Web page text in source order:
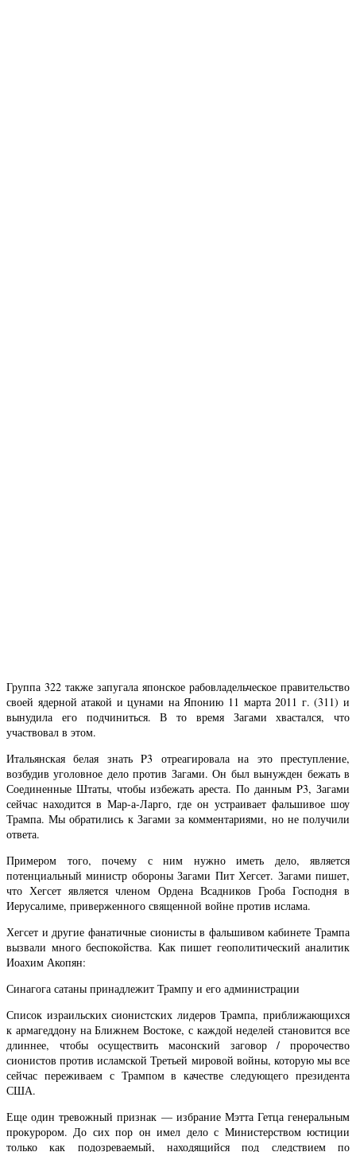
Группа 322 также запугала японское рабовладельческое правительство
своей ядерной атакой и цунами на Японию 11 марта 2011 г. (311) и
вынудила его подчиниться. В то время Загами хвастался, что
участвовал в этом.
Итальянская белая знать P3 отреагировала на это преступление,
возбудив уголовное дело против Загами. Он был вынужден бежать в
Соединенные Штаты, чтобы избежать ареста. По данным P3, Загами
сейчас находится в Мар-а-Ларго, где он устраивает фальшивое шоу
Трампа. Мы обратились к Загами за комментариями, но не получили
ответа.
Примером того, почему с ним нужно иметь дело, является
потенциальный министр обороны Загами Пит Хегсет. Загами пишет,
что Хегсет является членом Ордена Всадников Гроба Господня в
Иерусалиме, приверженного священной войне против ислама.
Хегсет и другие фанатичные сионисты в фальшивом кабинете Трампа
вызвали много беспокойства. Как пишет геополитический аналитик
Иоахим Акопян:
Синагога сатаны принадлежит Трампу и его администрации
Список израильских сионистских лидеров Трампа, приближающихся
к армагеддону на Ближнем Востоке, с каждой неделей становится все
длиннее, чтобы осуществить масонский заговор / пророчество
сионистов против исламской Третьей мировой войны, которую мы все
сейчас переживаем с Трампом в качестве следующего президента
США.
Еще один тревожный признак — избрание Мэтта Гетца генеральным
прокурором. До сих пор он имел дело с Министерством юстиции
только как подозреваемый, находящийся под следствием по